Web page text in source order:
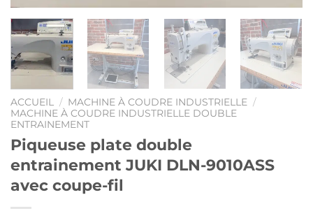
ACCUEIL / MACHINE À COUDRE INDUSTRIELLE /
MACHINE À COUDRE INDUSTRIELLE DOUBLE
ENTRAINEMENT
Piqueuse plate double
entrainement JUKI DLN-9010ASS
avec coupe-fil